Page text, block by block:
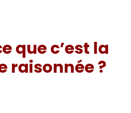
que c’est la
raisonnée ?